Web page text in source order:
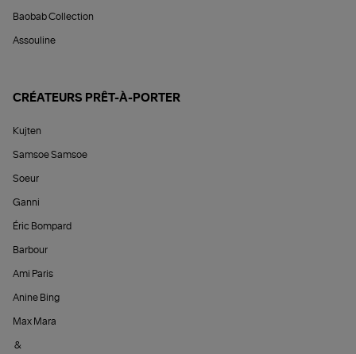
Baobab Collection
Assouline
CRÉATEURS PRÊT-À-PORTER
Kujten
Samsoe Samsoe
Soeur
Ganni
Éric Bompard
Barbour
Ami Paris
Anine Bing
Max Mara
&